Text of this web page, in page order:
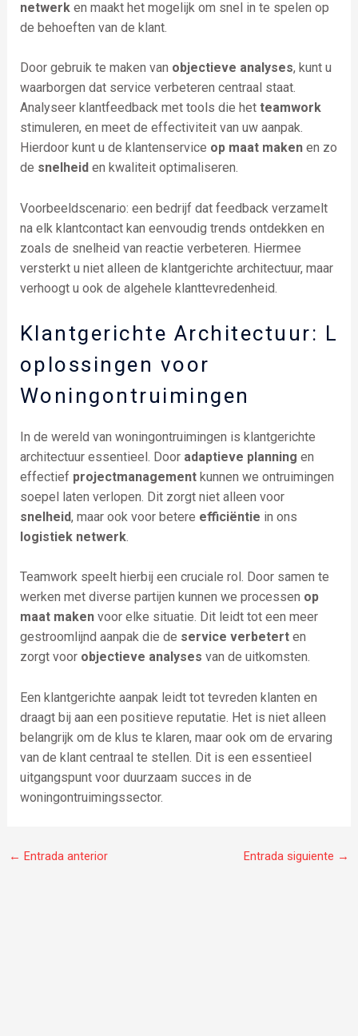
netwerken maakt het mogelijk om snel in te spelen op
de behoeften van de klant.
Door gebruik te maken van objectieve analyses, kunt u
waarborgen dat service verbeteren centraal staat.
Analyseer klantfeedback met tools die het teamwork
stimuleren, en meet de effectiviteit van uw aanpak.
Hierdoor kunt u de klantenservice op maat makenen zo
de snelheid en kwaliteit optimaliseren.
Voorbeeldscenario: een bedrijf dat feedback verzamelt
na elk klantcontact kan eenvoudig trends ontdekken en
zoals de snelheid van reactie verbeteren. Hiermee
versterkt u niet alleen de klantgerichte architectuur, maar
verhoogt u ook de algehele klanttevredenheid.
Klantgerichte Architectuur: L
oplossingen voor
Woningontruimingen
In de wereld van woningontruimingen is klantgerichte
architectuur essentieel. Door adaptieve planning en
effectief projectmanagementkunnen we ontruimingen
soepel laten verlopen. Dit zorgt niet alleen voor
snelheid, maar ook voor betere efficiëntie in ons
logistiek netwerk.
Teamwork speelt hierbij een cruciale rol. Door samen te
werken met diverse partijen kunnen we processen op
maat makenvoor elke situatie. Dit leidt tot een meer
gestroomlijnd aanpak die de service verbeterten
zorgt voor objectieve analyses van de uitkomsten.
Een klantgerichte aanpak leidt tot tevreden klanten en
draagt bij aan een positieve reputatie. Het is niet alleen
belangrijk om de klus te klaren, maar ook om de ervaring
van de klant centraal te stellen. Dit is een essentieel
uitgangspunt voor duurzaam succes in de
woningontruimingssector.
← Entrada anterior Entrada siguiente →